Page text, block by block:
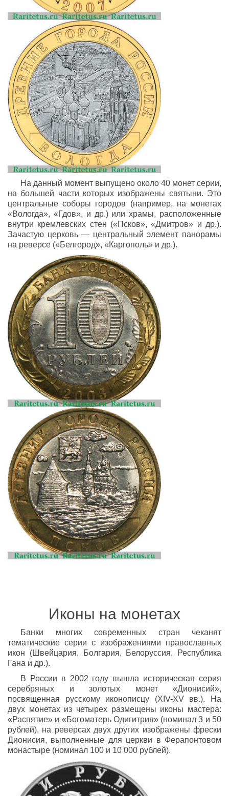
На данный момент выпущено около 40 монет серии,
на большей части которых изображены святыни. Это
центральные соборы городов (например, на монетах
«Вологда», «Гдов», и др.) или храмы, расположенные
внутри кремлевских стен («Псков», «Дмитров» и др.).
Зачастую церковь — центральный элемент панорамы
на реверсе («Белгород», «Каргополь» и др.).
Иконы на монетах
Банки многих современных стран чеканят
тематические серии с изображениями православных
икон (Швейцария, Болгария, Белоруссия, Республика
Гана и др.).
В России в 2002 году вышла историческая серия
серебряных и золотых монет «Дионисий»,
посвященная русскому иконописцу (XIV-XV вв.). На
двух монетах из четырех размещены иконы мастера:
«Распятие» и «Богоматерь Одигитрия» (номинал 3 и 50
рублей), на реверсах двух других изображены фрески
Дионисия, выполненные для церкви в Ферапонтовом
монастыре (номинал 100 и 10 000 рублей).